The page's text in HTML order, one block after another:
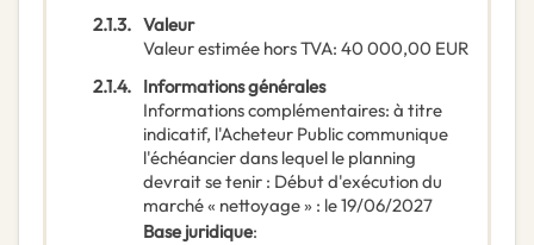
2.1.3. Valeur
Valeur estimée hors TVA: 40 000,00 EUR
2.1.4. Informations générales
Informations complémentaires: à titre
indicatif, l'Acheteur Public communique
l'échéancier dans lequel le planning
devrait se tenir : Début d'exécution du
marché « nettoyage » : le 19/06/2027
Base juridique: